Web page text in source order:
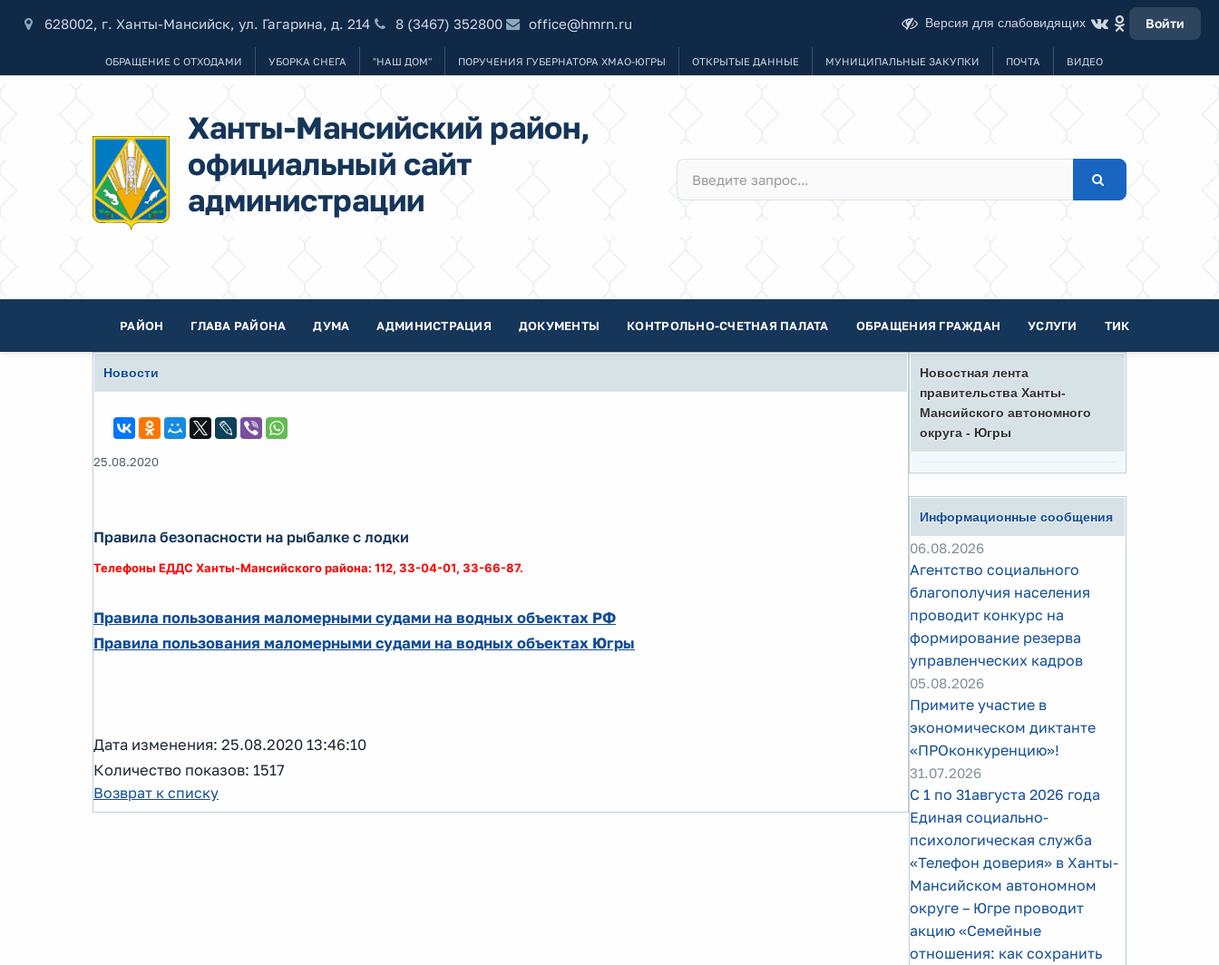
628002, г. Ханты-Мансийск, ул. Гагарина, д. 214 8 (3467) 352800 office@hmrn.ru Версия для слабовидящих Войти
ОБРАЩЕНИЕ С ОТХОДАМИ УБОРКА СНЕГА "НАШ ДОМ" ПОРУЧЕНИЯ ГУБЕРНАТОРА ХМАО-ЮГРЫ ОТКРЫТЫЕ ДАННЫЕ МУНИЦИПАЛЬНЫЕ ЗАКУПКИ ПОЧТА ВИДЕО
Ханты-Мансийский район,
официальный сайт
администрации
РАЙОН ГЛАВА РАЙОНА ДУМА АДМИНИСТРАЦИЯ ДОКУМЕНТЫ КОНТРОЛЬНО-СЧЕТНАЯ ПАЛАТА ОБРАЩЕНИЯ ГРАЖДАН УСЛУГИ ТИК
Новости
25.08.2020
Правила безопасности на рыбалке с лодки
Телефоны ЕДДС Ханты-Мансийского района: 112, 33-04-01, 33-66-87.
Правила пользования маломерными судами на водных объектах РФ
Правила пользования маломерными судами на водных объектах Югры
Дата изменения: 25.08.2020 13:46:10
Количество показов: 1517
Возврат к списку
Новостная лента
правительства Ханты-
Мансийского автономного
округа - Югры
Информационные сообщения
06.08.2026
Агентство социального
благополучия населения
проводит конкурс на
формирование резерва
управленческих кадров
05.08.2026
Примите участие в
экономическом диктанте
«ПРОконкуренцию»!
31.07.2026
С 1 по 31августа 2026 года
Единая социально-
психологическая служба
«Телефон доверия» в Ханты-
Мансийском автономном
округе – Югре проводит
акцию «Семейные
отношения: как сохранить